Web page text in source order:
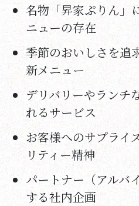
名物「昇家ぷりん」
ニューの存在
季節のおいしさを追
新メニュー
デリバリーやランチ
れるサービス
お客様へのサプライ
リティー精神
パートナー（アルバ
する社内企画